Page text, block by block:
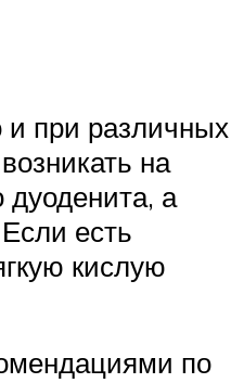
и при различных
на
а
есть
кислую
по